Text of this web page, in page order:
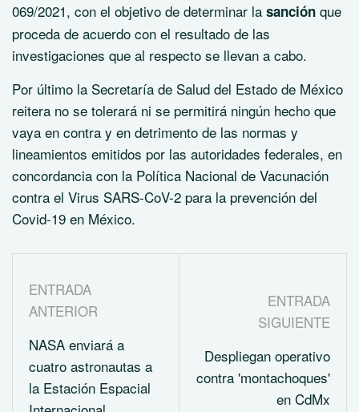
069/2021, con el objetivo de determinar la sanción que
proceda de acuerdo con el resultado de las
investigaciones que al respecto se llevan a cabo.
Por último la Secretaría de Salud del Estado de México
reitera no se tolerará ni se permitirá ningún hecho que
vaya en contra y en detrimento de las normas y
lineamientos emitidos por las autoridades federales, en
concordancia con la Política Nacional de Vacunación
contra el Virus SARS-CoV-2 para la prevención del
Covid-19 en México.
ENTRADA
ANTERIOR
NASA enviará a
cuatro astronautas a
la Estación Espacial
ENTRADA
SIGUIENTE
Despliegan operativo
contra 'montachoques'
en CdMx